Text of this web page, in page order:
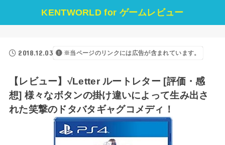
KENTWORLD for ゲームレビュー
2018.12.03 ※当ページのリンクには広告が含まれています。
【レビュー】√Letter ルートレター [評価・感
想] 様々なボタンの掛け違いによって生み出さ
れた笑撃のドタバタギャグコメディ！